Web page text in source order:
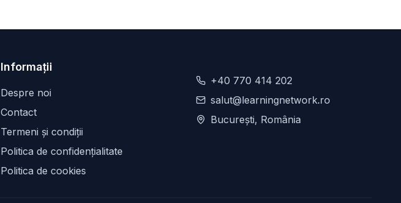
Informații
Despre noi
Contact
Termeni și condiții
Politica de confidențialitate
Politica de cookies
+40 770 414 202
salut@learningnetwork.ro
București, România